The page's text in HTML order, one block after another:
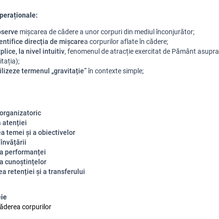
mișcarea de cădere a unor corpuri din mediul înconjurător;
direcția de mișcarea corpurilor aflate în cădere;
la nivel intuitiv, fenomenul de atracție exercitat de Pământ
termenul „gravitație”în contexte simple;
atenției
temei și a obiectivelor
performanței
cunoștințelor
retenției și a transferului
corpurilor